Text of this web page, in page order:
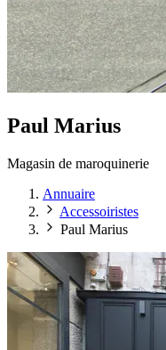
Paul Marius
Magasin de maroquinerie
Annuaire
Accessoiristes
Paul Marius